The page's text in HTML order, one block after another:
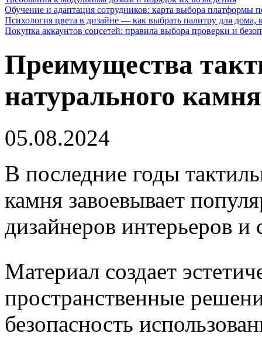
Обучение и адаптация сотрудников: карта выбора платформы
Психология цвета в дизайне — как выбрать палитру для дома,
Покупка аккаунтов соцсетей: правила выбора проверки и
Преимущества
натурального камня
05.08.2024
В последние годы
камня завоевывает
дизайнеров интерьеров и
Материал создает
пространственные
безопасность